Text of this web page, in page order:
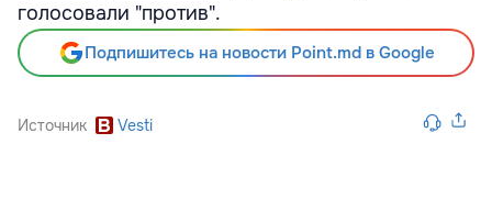
голосовали "против".
Подпишитесь на новости Point.md в Google
Источник Vesti